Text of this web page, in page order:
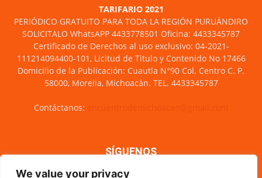
We value your privacy
TARIFARIO 2021
PERIÓDICO GRATUITO PARA TODA LA REGIÓN PURUÁNDIRO
SOLICITALO WhatsAPP 4433778501 Oficina: 4433345787
Certificado de Derechos al uso exclusivo: 04-2021-
111214094400-101, Licitud de Titulo y Contenido No 17466
Domicilio de la Publicación: Cuautla N°90 Col. Centro C. P.
58000, Morelia, Michoacán. TEL. 4433345787
Contáctanos:
SÍGUENOS